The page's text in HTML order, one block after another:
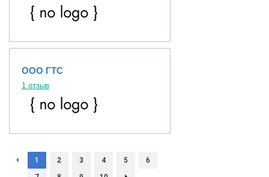
ООО ГТС
1 отзыв
1 2 3 4 5
6